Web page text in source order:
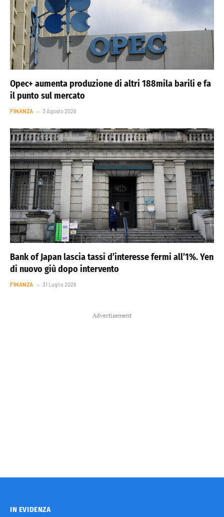
Opec+ aumenta produzione di altri 188mila barili e fa
il punto sul mercato
FINANZA 3 Agosto 2026
Bank of Japan lascia tassi d’interesse fermi all’1%. Yen
di nuovo giù dopo intervento
FINANZA 31 Luglio 2026
Advertisement
IN EVIDENZA